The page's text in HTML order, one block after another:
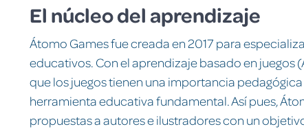
El núcleo del aprendizaje
Átomo Games fue creada en 2017 para
educativos. Con el aprendizaje basado en juegos
que los juegos tienen una importancia
herramienta educativa fundamental. Así pues,
propuestas a autores e ilustradores con un